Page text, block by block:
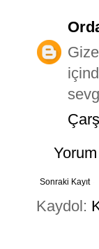
Sonraki Kayıt
Kaydol: